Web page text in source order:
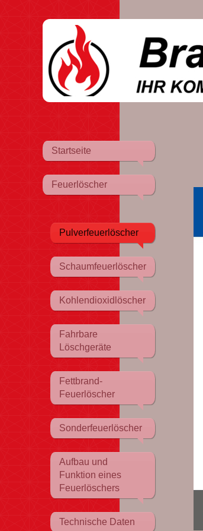
Startseite
Feuerlöscher
Pulverfeuerlöscher
Schaumfeuerlöscher
Kohlendioxidlöscher
Fahrbare
Löschgeräte
Fettbrand-
Feuerlöscher
Sonderfeuerlöscher
Aufbau und
Funktion eines
Feuerlöschers
Technische Daten